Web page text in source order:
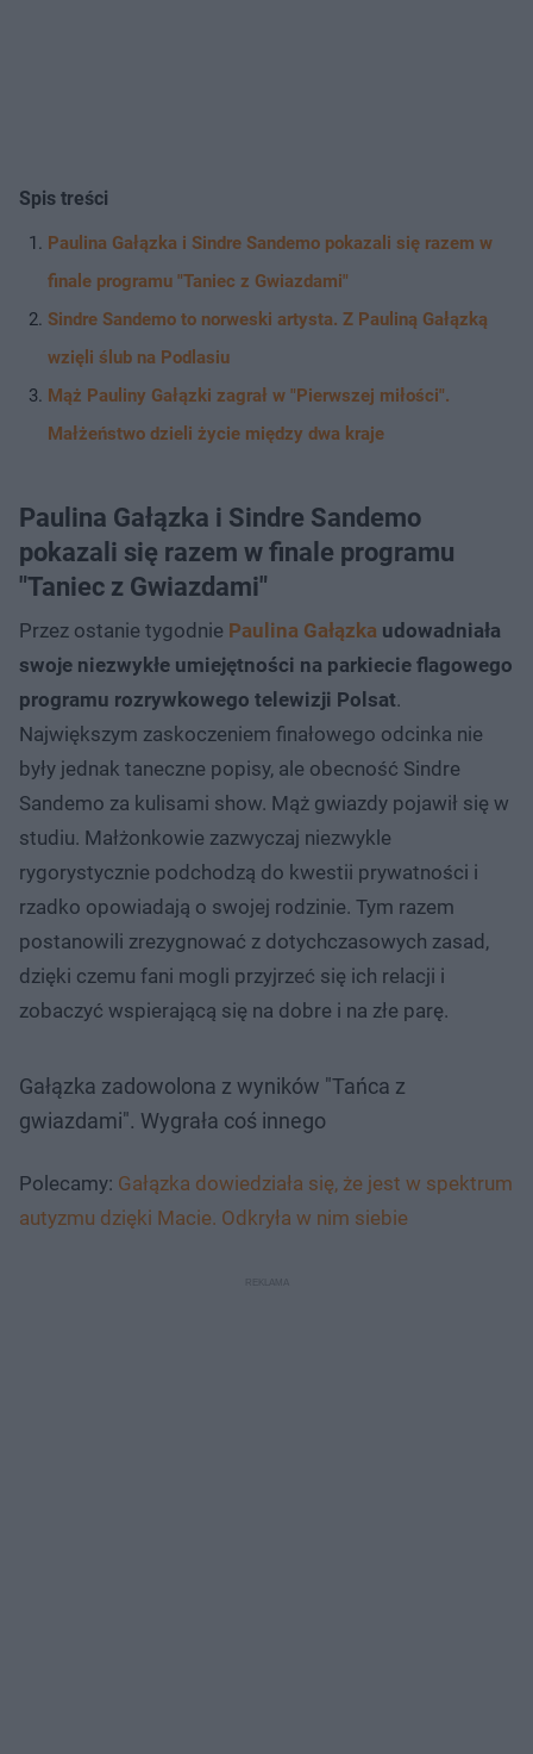
Spis treści
Paulina Gałązka i Sindre Sandemo pokazali się razem w
finale programu "Taniec z Gwiazdami"
Sindre Sandemo to norweski artysta. Z Pauliną Gałązką
wzięli ślub na Podlasiu
Mąż Pauliny Gałązki zagrał w "Pierwszej miłości".
Małżeństwo dzieli życie między dwa kraje
Paulina Gałązka i Sindre Sandemo
pokazali się razem w finale programu
"Taniec z Gwiazdami"
Przez ostanie tygodnie Paulina Gałązka udowadniała
swoje niezwykłe umiejętności na parkiecie flagowego
programu rozrywkowego telewizji Polsat.
Największym zaskoczeniem finałowego odcinka nie
były jednak taneczne popisy, ale obecność Sindre
Sandemo za kulisami show. Mąż gwiazdy pojawił się w
studiu. Małżonkowie zazwyczaj niezwykle
rygorystycznie podchodzą do kwestii prywatności i
rzadko opowiadają o swojej rodzinie. Tym razem
postanowili zrezygnować z dotychczasowych zasad,
dzięki czemu fani mogli przyjrzeć się ich relacji i
zobaczyć wspierającą się na dobre i na złe parę.
Gałązka zadowolona z wyników "Tańca z
gwiazdami". Wygrała coś innego
Polecamy: Gałązka dowiedziała się, że jest w spektrum
autyzmu dzięki Macie. Odkryła w nim siebie